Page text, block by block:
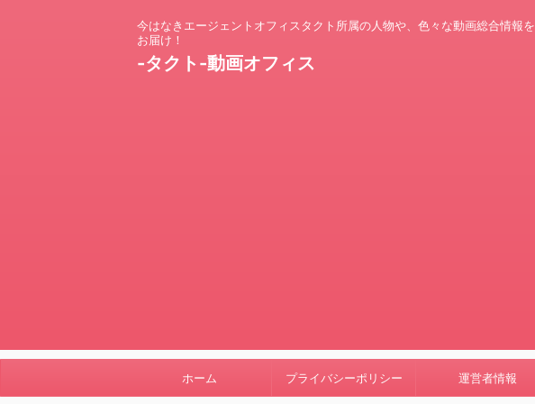
今はなきエージェントオフィスタクト所属の人物や、色々な動画総合情報を
お届け！
-タクト-動画オフィス
ホーム プライバシーポリシー 運営者情報